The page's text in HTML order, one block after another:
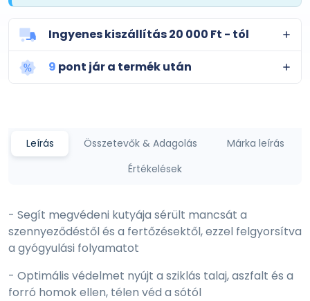
Ingyenes kiszállítás 20 000 Ft - tól
9 pont jár a termék után
Leírás Összetevők & Adagolás
Márka leírás
Értékelések
- Segít megvédeni kutyája sérült mancsát a
szennyeződéstől és a fertőzésektől, ezzel felgyorsítva
a gyógyulási folyamatot
- Optimális védelmet nyújt a sziklás talaj, aszfalt és a
forró homok ellen, télen véd a sótól